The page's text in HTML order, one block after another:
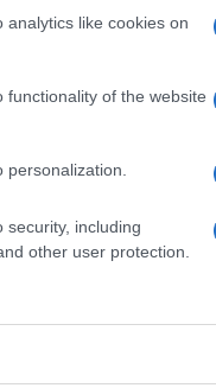
like cookies on
of the website
security, including
other user protection.
sovraštva, nasilja ali
→